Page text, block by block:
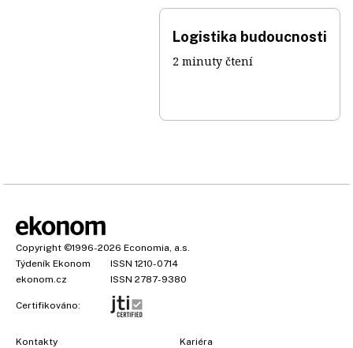
Logistika budoucnosti
2 minuty čtení
Copyright ©1996-2026 Economia, a.s.
Týdeník Ekonom
ISSN 1210-0714
ekonom.cz
ISSN 2787-9380
Certifikováno:
Kontakty
Kariéra